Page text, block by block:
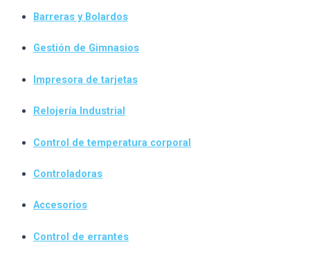
Barreras y Bolardos
Gestión de Gimnasios
Impresora de tarjetas
Relojería Industrial
Control de temperatura corporal
Controladoras
Accesorios
Control de errantes